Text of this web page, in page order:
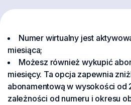
Numer wirtualny jest
miesiąca;
Możesz również wykupić
miesięcy. Ta opcja zapewnia
abonamentową w wysokości od
zależności od numeru i okresu